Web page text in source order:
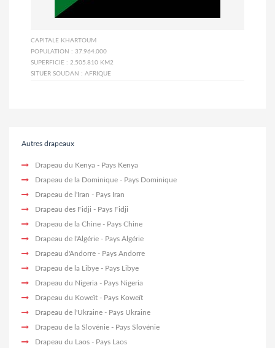
CAPITALE KHARTOUM
POPULATION : 37.964.000
SUPERFICIE : 2.505.810 KM2
SITUER SOUDAN : AFRIQUE
Autres drapeaux
Drapeau du Kenya - Pays Kenya
Drapeau de la Dominique - Pays Dominique
Drapeau de l'Iran - Pays Iran
Drapeau des Fidji - Pays Fidji
Drapeau de la Chine - Pays Chine
Drapeau de l'Algérie - Pays Algérie
Drapeau d'Andorre - Pays Andorre
Drapeau de la Libye - Pays Libye
Drapeau du Nigeria - Pays Nigeria
Drapeau du Koweït - Pays Koweït
Drapeau de l'Ukraine - Pays Ukraine
Drapeau de la Slovénie - Pays Slovénie
Drapeau du Laos - Pays Laos